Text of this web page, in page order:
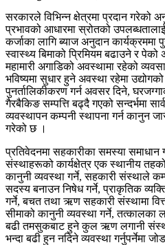
सरकारले विभिन्न क्षेत्रमा प्रदान गरेको
प्रभावको आधारमा स्रोतको
कर्जाका लागि ब्याज अनुदान कार्यक्रममा
स्वास्थ्य बिमाको प्रिमियम बढाउने र
महामारी अगाडिको अवस्थामा रहेको
भविष्यमा सुधार हुने अवस्था रहेमा
पुनर्तालिकीकरण गर्न अवसर दिने,
गैरबैकिङ सम्पत्ति बढ्दै गएको सन्दर्भमा
व्यवस्थापन कम्पनी स्थापना गर्न कानुन
गरेको छ ।
प्रतिवेदनमा सहकारीका समस्या
संस्थाहरूको कार्यक्षेत्र एक स्थानीय
कानुनी व्यवस्था गर्ने, सहकारी संस्थाले
सदस्य बनाउन निषेध गर्ने, प्राकृतिक
गर्ने, बचत तथा ऋण सहकारी संस्थामा
सीमाको कानुनी व्यवस्था गर्ने, तत्कालका
बढी तमसुकबाट हुने कुल ऋण लगानी
भन्दा बढी हुन नदिने व्यवस्था गर्नुपर्नेमा